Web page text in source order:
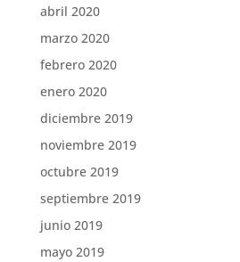
abril 2020
marzo 2020
febrero 2020
enero 2020
diciembre 2019
noviembre 2019
octubre 2019
septiembre 2019
junio 2019
mayo 2019